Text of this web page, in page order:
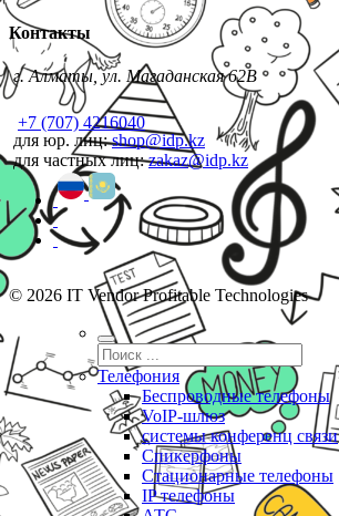
Контакты
г. Алматы, ул. Магаданская 62В
+7 (707) 4216040
для юр. лиц:shop@idp.kz
для частных лиц:zakaz@idp.kz
© 2026 IT Vendor Profitable Technologies
Телефония
Беспроводные телефоны
VoIP-шлюз
системы конференц связи
Спикерфоны
Стационарные телефоны
IP телефоны